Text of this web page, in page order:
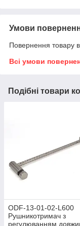
Умови
Повернення товару
Всі умови
Подібні товари
ODF-13-01-02-L600
Рушникотримач з
регулюванням